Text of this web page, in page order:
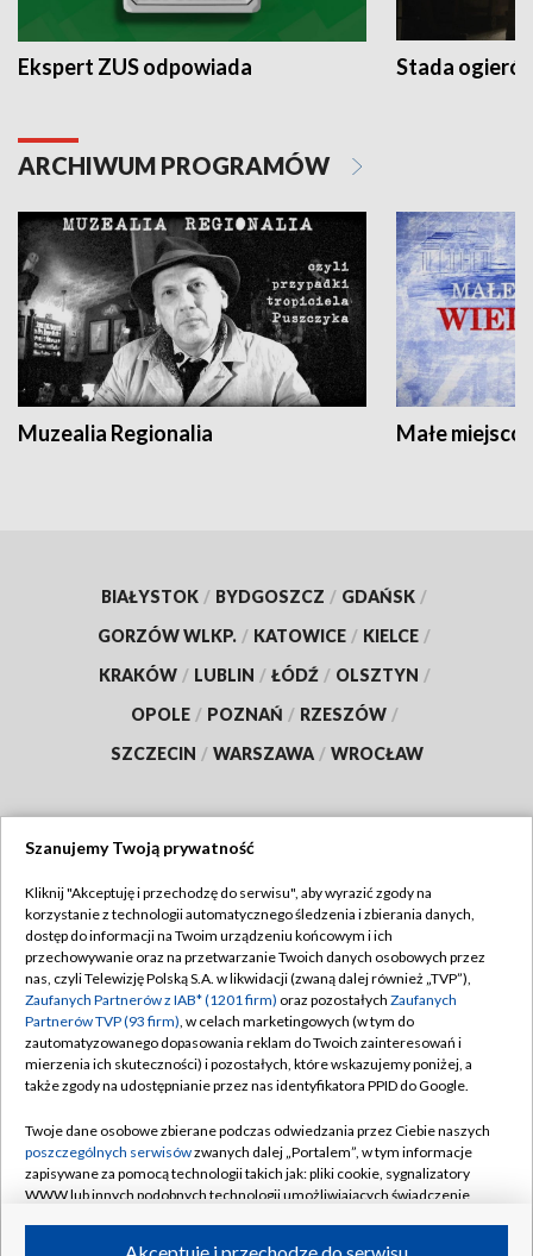
Ekspert ZUS odpowiada Stada
ARCHIWUM PROGRAMÓW
Muzealia Regionalia Małe
BIAŁYSTOK / BYDGOSZCZ / GDAŃSK /
GORZÓW WLKP. / KATOWICE / KIELCE /
KRAKÓW / LUBLIN / ŁÓDŹ / OLSZTYN /
OPOLE / POZNAŃ / RZESZÓW /
SZCZECIN / WARSZAWA / WROCŁAW
TVP
Abonament TVP
Emisja w TVP
Centrum informacji TVP
Naziemna Telewizja Cyfrowa
Rada Programowa
System NOS
Informacje o nadawcy
Regulamin TVP
Polityka prywatności
Moje zgody
Pomoc
Kontakt
Kanały
Szanujemy Twoją prywatność
Kliknij "Akceptuję i przechodzę do serwisu", aby wyrazić zgody na
korzystanie z technologii automatycznego śledzenia i zbierania danych,
dostęp do informacji na Twoim urządzeniu końcowym i ich
przechowywanie oraz na przetwarzanie Twoich danych osobowych przez
nas, czyli Telewizję Polską S.A. w likwidacji (zwaną dalej również „TVP”),
Zaufanych Partnerów z IAB* (1201 firm) oraz pozostałych Zaufanych
Partnerów TVP (93 firm), w celach marketingowych (w tym do
zautomatyzowanego dopasowania reklam do Twoich zainteresowań i
mierzenia ich skuteczności) i pozostałych, które wskazujemy poniżej, a
także zgody na udostępnianie przez nas identyfikatora PPID do Google.
Twoje dane osobowe zbierane podczas odwiedzania przez Ciebie naszych
poszczególnych serwisówzwanych dalej „Portalem”, w tym informacje
zapisywane za pomocą technologii takich jak: pliki cookie, sygnalizatory
WWW lub innych podobnych technologii umożliwiających świadczenie